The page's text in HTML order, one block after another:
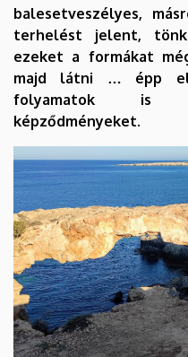
balesetveszélyes,
terhelést jelent,
ezeket a formákat
majd látni … épp
folyamatok is
képződményeket.